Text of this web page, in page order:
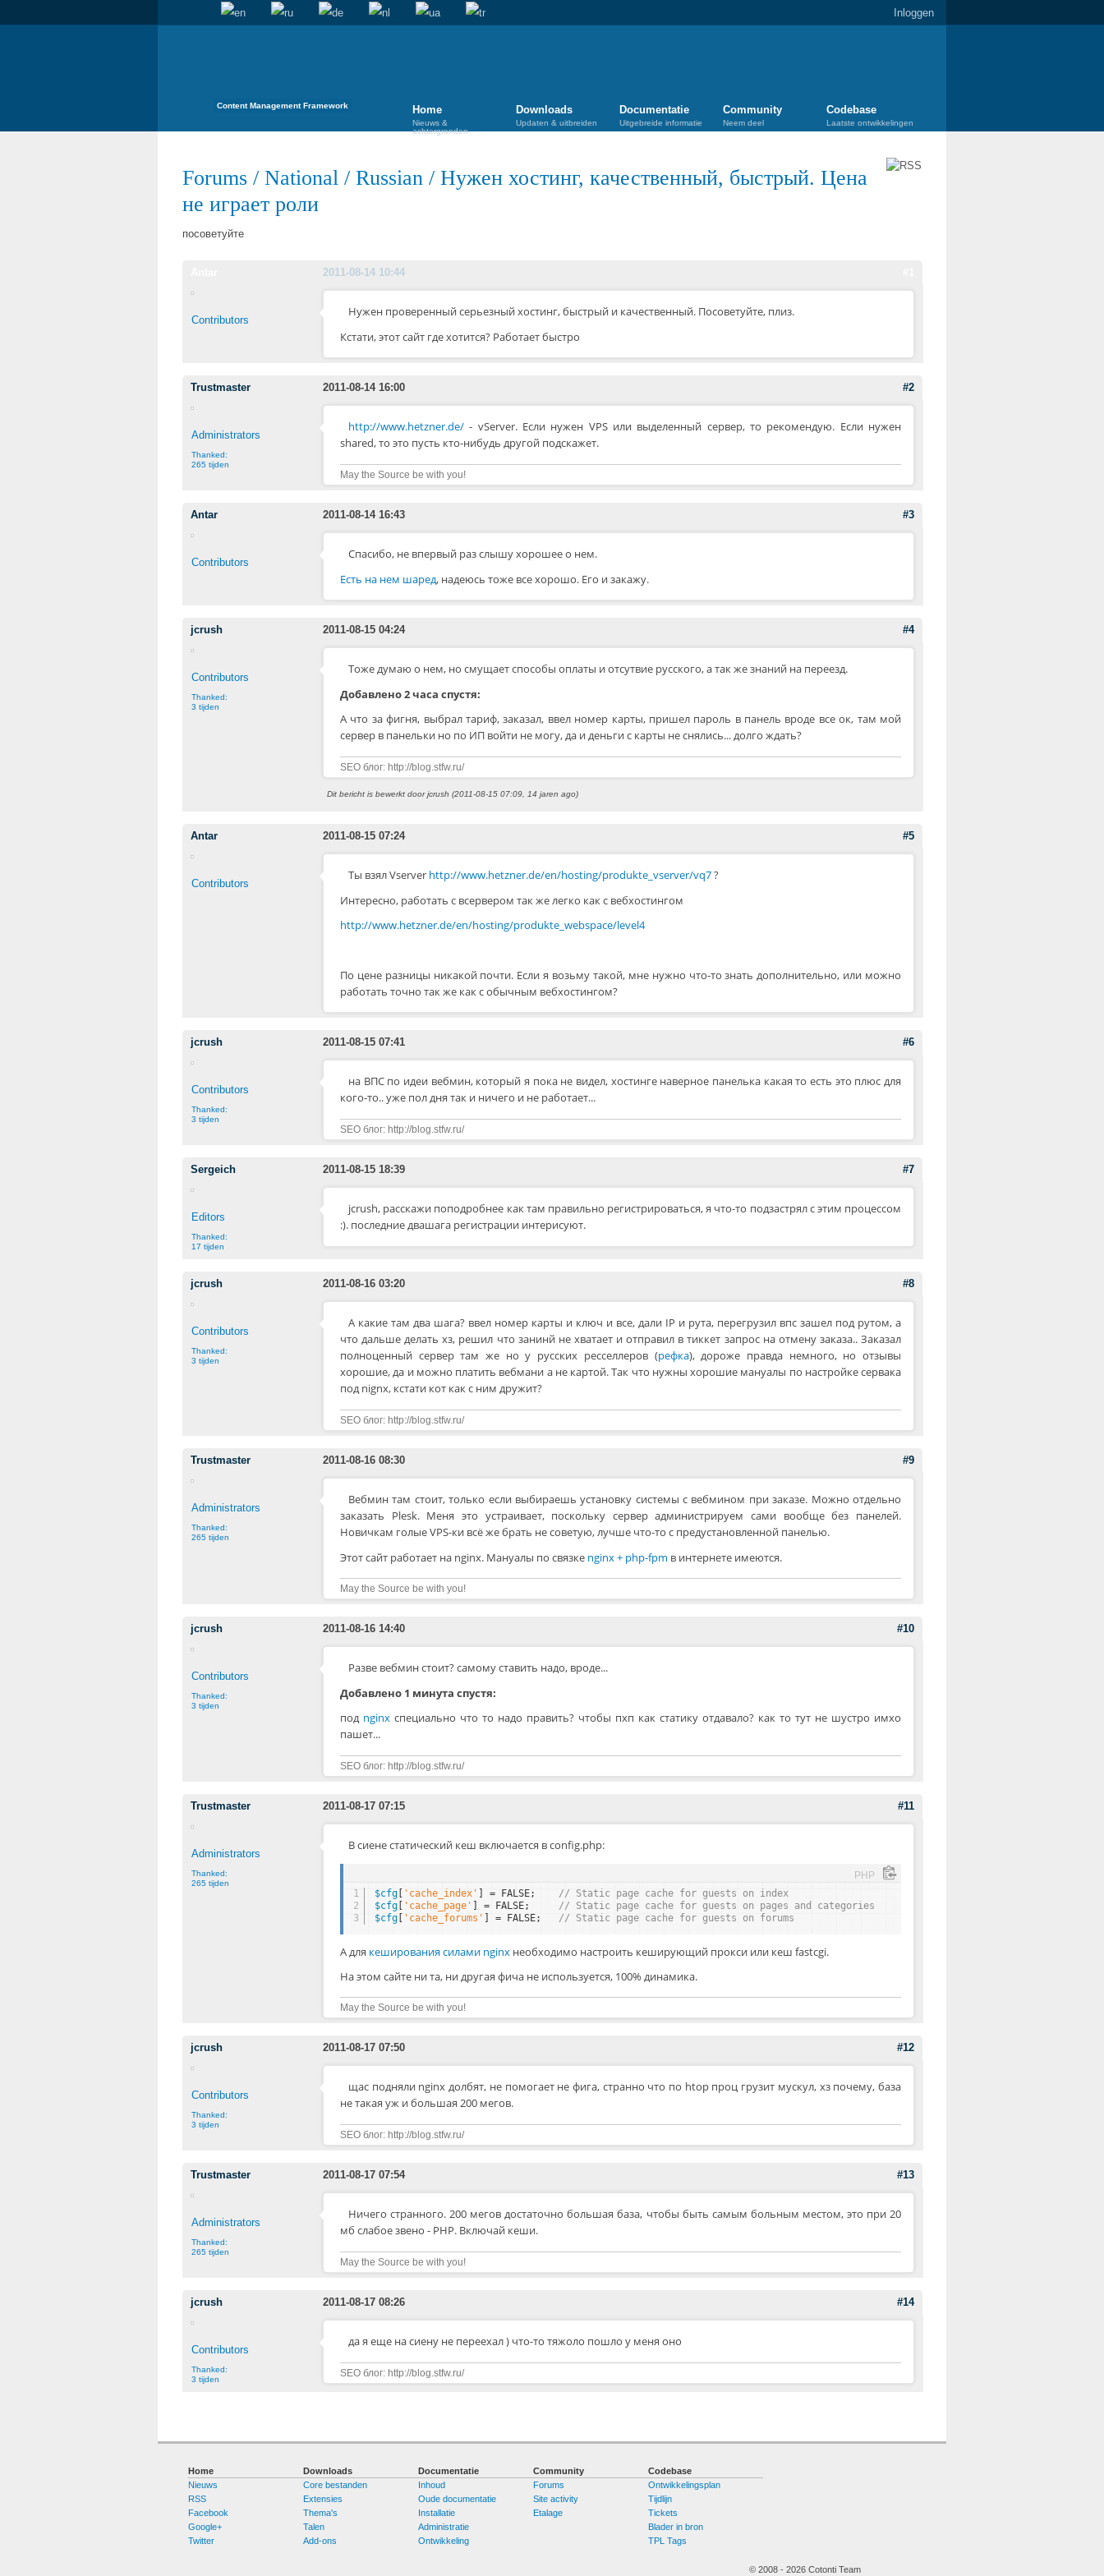
Inloggen
Content Management Framework Home
Nieuws &
achtergronden
Downloads
Updaten & uitbreiden
Documentatie
Uitgebreide informatie
Community
Neem deel
Codebase
Laatste ontwikkelingen
Forums / National / Russian / Нужен хостинг, качественный, быстрый. Цена
не играет роли
посоветуйте
2011-08-14 10:44
Contributors
Нужен проверенный серьезный хостинг, быстрый и качественный. Посоветуйте, плиз.
Кстати, этот сайт где хотится? Работает быстро
Trustmaster #2
2011-08-14 16:00
Administrators
Thanked:
265 tijden
http://www.hetzner.de/ - vServer. Если нужен VPS или выделенный сервер, то рекомендую. Если нужен
shared, то это пусть кто-нибудь другой подскажет.
May the Source be with you!
Antar #3
2011-08-14 16:43
Contributors
Спасибо, не впервый раз слышу хорошее о нем.
Есть на нем шаред, надеюсь тоже все хорошо. Его и закажу.
jcrush #4
2011-08-15 04:24
Contributors
Thanked:
3 tijden
Тоже думаю о нем, но смущает способы оплаты и отсутвие русского, а так же знаний на переезд.
Добавлено 2 часа спустя:
А что за фигня, выбрал тариф, заказал, ввел номер карты, пришел пароль в панель вроде все ок, там мой
сервер в панельки но по ИП войти не могу, да и деньги с карты не снялись... долго ждать?
SEO блог: http://blog.stfw.ru/
Dit bericht is bewerkt door jcrush (2011-08-15 07:09, 14 jaren ago)
Antar #5
2011-08-15 07:24
Contributors
Tы взял Vserver http://www.hetzner.de/en/hosting/produkte_vserver/vq7?
Интересно, работать с всервером так же легко как с вебхостингом
http://www.hetzner.de/en/hosting/produkte_webspace/level4
По цене разницы никакой почти. Если я возьму такой, мне нужно что-то знать дополнительно, или можно
работать точно так же как с обычным вебхостингом?
jcrush #6
2011-08-15 07:41
Contributors
Thanked:
3 tijden
на ВПС по идеи вебмин, который я пока не видел, хостинге наверное панелька какая то есть это плюс для
кого-то.. уже пол дня так и ничего и не работает...
SEO блог: http://blog.stfw.ru/
Sergeich #7
2011-08-15 18:39
Editors
Thanked:
17 tijden
jcrush, расскажи поподробнее как там правильно регистрироваться, я что-то подзастрял с этим процессом
:). последние двашага регистрации интерисуют.
jcrush #8
2011-08-16 03:20
Contributors
Thanked:
3 tijden
А какие там два шага? ввел номер карты и ключ и все, дали IP и рута, перегрузил впс зашел под рутом, а
что дальше делать хз, решил что занинй не хватает и отправил в тиккет запрос на отмену заказа.. Заказал
полноценный сервер там же но у русских ресселлеров (рефка), дороже правда немного, но отзывы
хорошие, да и можно платить вебмани а не картой. Так что нужны хорошие мануалы по настройке сервака
под nignx, кстати кот как с ним дружит?
SEO блог: http://blog.stfw.ru/
Trustmaster #9
2011-08-16 08:30
Administrators
Thanked:
265 tijden
Вебмин там стоит, только если выбираешь установку системы с вебмином при заказе. Можно отдельно
заказать Plesk. Меня это устраивает, поскольку сервер администрируем сами вообще без панелей.
Новичкам голые VPS-ки всё же брать не советую, лучше что-то с предустановленной панелью.
Этот сайт работает на nginx. Мануалы по связке nginx + php-fpm в интернете имеются.
May the Source be with you!
jcrush #10
2011-08-16 14:40
Contributors
Thanked:
3 tijden
Разве вебмин стоит? самому ставить надо, вроде...
Добавлено 1 минута спустя:
под nginx специально что то надо править? чтобы пхп как статику отдавало? как то тут не шустро имхо
пашет...
SEO блог: http://blog.stfw.ru/
Trustmaster #11
2011-08-17 07:15
Administrators
Thanked:
265 tijden
В сиене статический кеш включается в config.php:
PHP
1
2
3
$cfg[ 'cache_index' ] = FALSE; // Static page cache for guests on index
$cfg[ 'cache_page' ] = FALSE; // Static page cache for guests on pages and categories
$cfg[ 'cache_forums' ] = FALSE; // Static page cache for guests on forums
А для кеширования силами nginx необходимо настроить кеширующий прокси или кеш fastcgi.
На этом сайте ни та, ни другая фича не используется, 100% динамика.
May the Source be with you!
jcrush #12
2011-08-17 07:50
Contributors
Thanked:
3 tijden
щас подняли nginx долбят, не помогает не фига, странно что по htop проц грузит мускул, хз почему, база
не такая уж и большая 200 мегов.
SEO блог: http://blog.stfw.ru/
Trustmaster #13
2011-08-17 07:54
Administrators
Thanked:
265 tijden
Ничего странного. 200 мегов достаточно большая база, чтобы быть самым больным местом, это при 20
мб слабое звено - PHP. Включай кеши.
May the Source be with you!
jcrush #14
2011-08-17 08:26
Contributors
Thanked:
3 tijden
да я еще на сиену не переехал ) что-то тяжоло пошло у меня оно
SEO блог: http://blog.stfw.ru/
Home
Nieuws
RSS
Facebook
Google+
Twitter
Downloads
Core bestanden
Extensies
Thema's
Talen
Add-ons
Documentatie
Inhoud
Oude documentatie
Installatie
Administratie
Ontwikkeling
Community
Forums
Site activity
Etalage
Codebase
Ontwikkelingsplan
Tijdlijn
Tickets
Blader in bron
TPL Tags
© 2008 - 2026 Cotonti Team